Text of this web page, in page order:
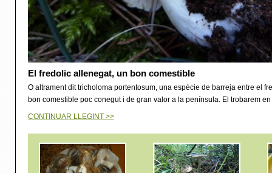
El fredolic allenegat, un bon comestible
O altrament dit tricholoma portentosum, una espècie de barreja entre el
bon comestible poc conegut i de gran valor a la península. El trobarem
CONTINUAR LLEGINT >>